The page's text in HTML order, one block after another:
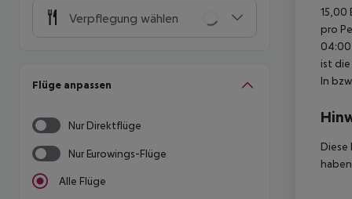
Verpflegung wählen
Flüge anpassen
Nur Direktflüge
Nur Eurowings-Flüge
Alle Flüge
15,00
pro
04:00
ist
In
Diese